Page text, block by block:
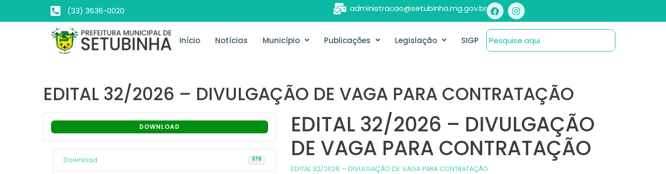
(33) 3636-0020 administracao@setubinha.mg.gov.br
Início Notícias Município Publicações Legislação SIGP
EDITAL 32/2026 – DIVULGAÇÃO DE VAGA PARA CONTRATAÇÃO
DOWNLOAD
Download 375
EDITAL 32/2026 – DIVULGAÇÃO
DE VAGA PARA CONTRATAÇÃO
EDITAL 32/2026 – DIVULGAÇÃO DE VAGA PARA CONTRATAÇÃO